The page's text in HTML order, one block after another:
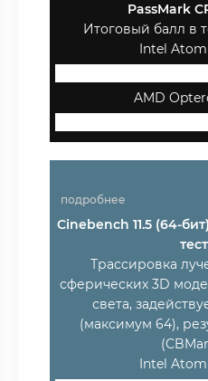
PassMark
Итоговый балл в
Intel Atom
AMD
подробнее
Cinebench 11.5 (64-
тест
Трассировка
сферических 3D
света,
(максимум 64),
Intel Atom